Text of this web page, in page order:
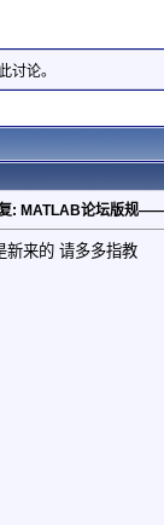
讨论。
: MATLAB论坛版规
新来的 请多多指教